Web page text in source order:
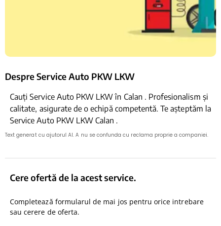
Despre Service Auto PKW LKW
Cauți Service Auto PKW LKW în Calan . Profesionalism și
calitate, asigurate de o echipă competentă. Te așteptăm la
Service Auto PKW LKW Calan .
Text generat cu ajutorul AI. A nu se confunda cu reclama proprie a companiei.
Cere ofertă de la acest service.
Completează formularul de mai jos pentru orice intrebare
sau cerere de oferta.